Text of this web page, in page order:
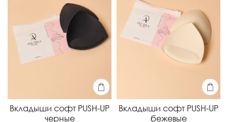
Вкладыши софт PUSH-UP
черные
Вкладыши софт PUSH-UP
бежевые